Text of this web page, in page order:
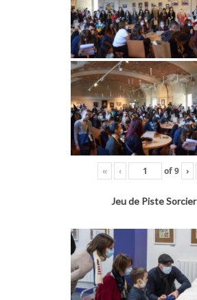
« ‹ of9 ›
Jeu de Piste Sorcier